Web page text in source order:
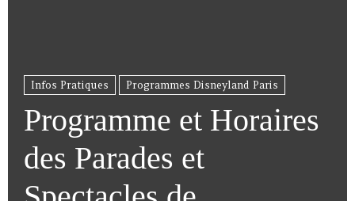
Infos Pratiques Programmes Disneyland Paris
Programme et Horaires
des Parades et